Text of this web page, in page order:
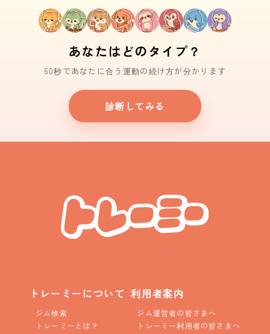
あなたはどのタイプ？
60秒であなたに合う運動の続け方が分かります
診断してみる
トレーミーについて
ジム検索
トレーミーとは？
利用者案内
ジム運営者の皆さまへ
トレーミー利用者の皆さまへ